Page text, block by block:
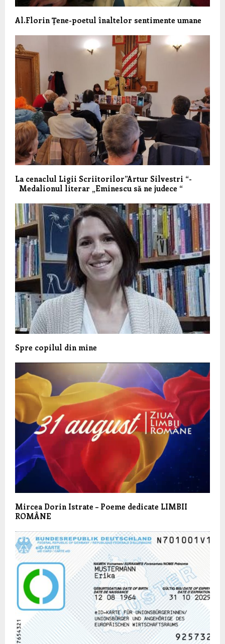
Al.Florin Țene-poetul înaltelor sentimente umane
La cenaclul Ligii Scriitorilor”Artur Silvestri “-
Medalionul literar „Eminescu să ne judece “
Spre copilul din mine
Mircea Dorin Istrate – Poeme dedicate LIMBII
ROMÂNE